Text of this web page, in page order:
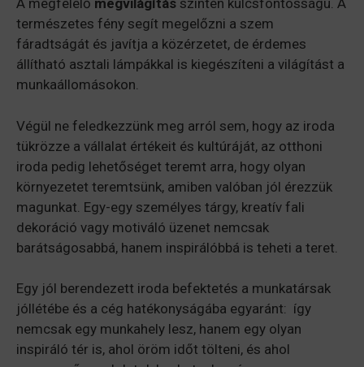
A megfelelő megvilágítás szintén kulcsfontosságú. A
természetes fény segít megelőzni a szem
fáradtságát és javítja a közérzetet, de érdemes
állítható asztali lámpákkal is kiegészíteni a világítást a
munkaállomásokon.
Végül ne feledkezzünk meg arról sem, hogy az iroda
tükrözze a vállalat értékeit és kultúráját, az otthoni
iroda pedig lehetőséget teremt arra, hogy olyan
környezetet teremtsünk, amiben valóban jól érezzük
magunkat. Egy-egy személyes tárgy, kreatív fali
dekoráció vagy motiváló üzenet nemcsak
barátságosabbá, hanem inspirálóbbá is teheti a teret.
Egy jól berendezett iroda befektetés a munkatársak
jóllétébe és a cég hatékonyságába egyaránt: így
nemcsak egy munkahely lesz, hanem egy olyan
inspiráló tér is, ahol öröm időt tölteni, és ahol